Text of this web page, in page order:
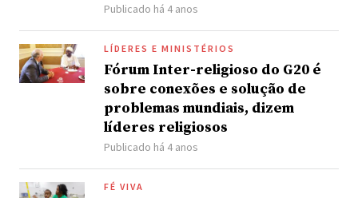
Publicado há 4 anos
LÍDERES E MINISTÉRIOS
Fórum Inter-religioso do G20 é
sobre conexões e solução de
problemas mundiais, dizem
líderes religiosos
Publicado há 4 anos
FÉ VIVA